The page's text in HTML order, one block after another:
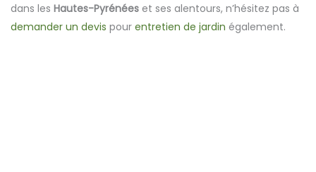
dans les Hautes-Pyrénées et ses alentours, n’hésitez pas à
demander un devis pour entretien de jardin également.